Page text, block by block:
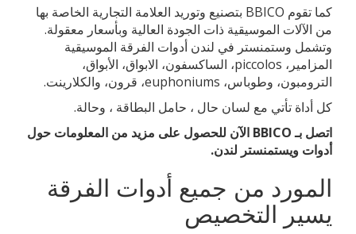
كما تقوم BBICO بتصنيع وتوريد العلامة التجارية الخاصة بها
من الآلات الموسيقية ذات الجودة العالية وبأسعار معقولة.
وتشمل وستمنستر في لندن أدوات الفرقة الموسيقية
المزامير، piccolos، الساكسفون، الابواق، الأبواق،
الترومبون، وطوباس، euphoniums، قرون، والكلارينت.
كل أداة تأتي مع لسان حال ، حامل البطاقة ، وحالة.
اتصل بـ BBICO الآن للحصول على مزيد من المعلومات حول
أدوات ويستمنستر لندن.
المورد من جميع أدوات الفرقة
يسير التخصيص